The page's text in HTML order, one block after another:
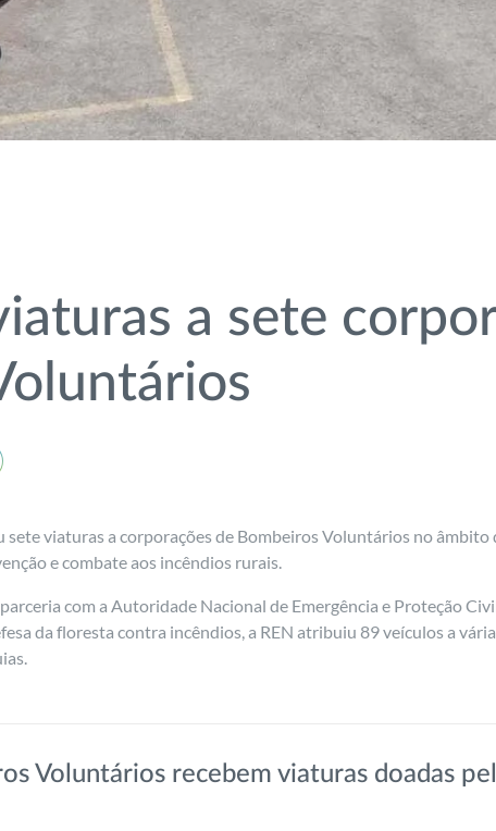
a sete
sete viaturas a corporações de Bombeiros Voluntários no
e combate aos incêndios rurais.
com a Autoridade Nacional de Emergência e Proteção
da floresta contra incêndios, a REN atribuiu 89 veículos a
Voluntários recebem viaturas doadas